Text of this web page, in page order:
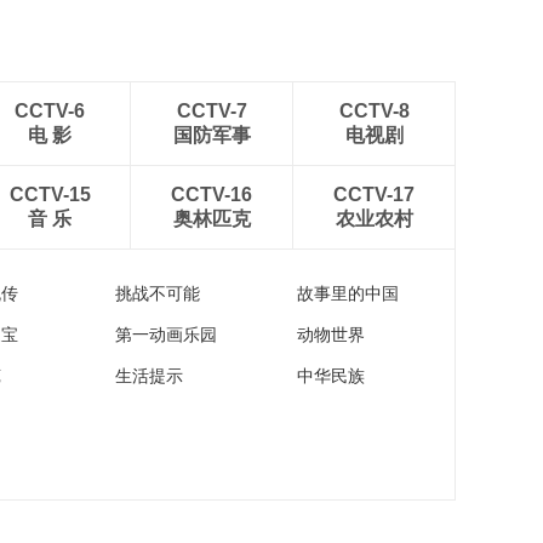
CCTV-6
电 影
CCTV-7
国防军事
CCTV-8
电视剧
CCTV-15
音 乐
CCTV-16
奥林匹克
CCTV-17
农业农村
挑战不可能 故事里的中国
第一动画乐园 动物世界
生活提示 中华民族